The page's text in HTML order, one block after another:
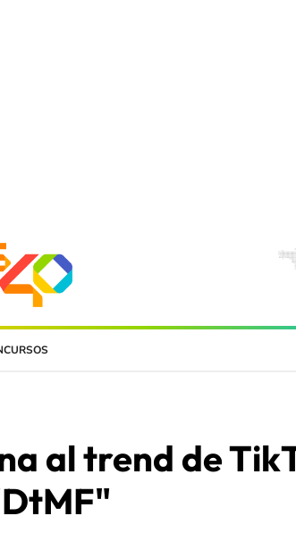
al trend de